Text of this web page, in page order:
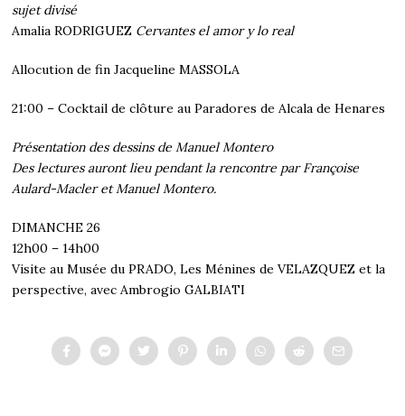
sujet divisé
Amalia RODRIGUEZ Cervantes el amor y lo real
Allocution de fin Jacqueline MASSOLA
21:00 – Cocktail de clôture au Paradores de Alcala de Henares
Présentation des dessins de Manuel Montero
Des lectures auront lieu pendant la rencontre par Françoise
Aulard-Macler et Manuel Montero.
DIMANCHE 26
12h00 – 14h00
Visite au Musée du PRADO, Les Ménines de VELAZQUEZ et la
perspective, avec Ambrogio GALBIATI